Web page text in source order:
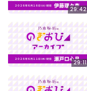
29:42
29:11